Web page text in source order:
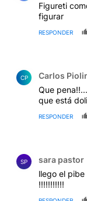
Figureti
figurar
RESPONDER
CP Carlos
Que
que está
RESPONDER
SP sara pastor
llego el pibe
!!!!!!!!!!!